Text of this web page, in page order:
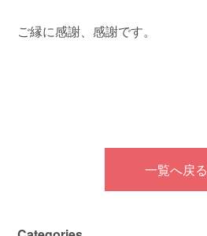
ご縁に感謝、感謝です。
一覧へ戻る